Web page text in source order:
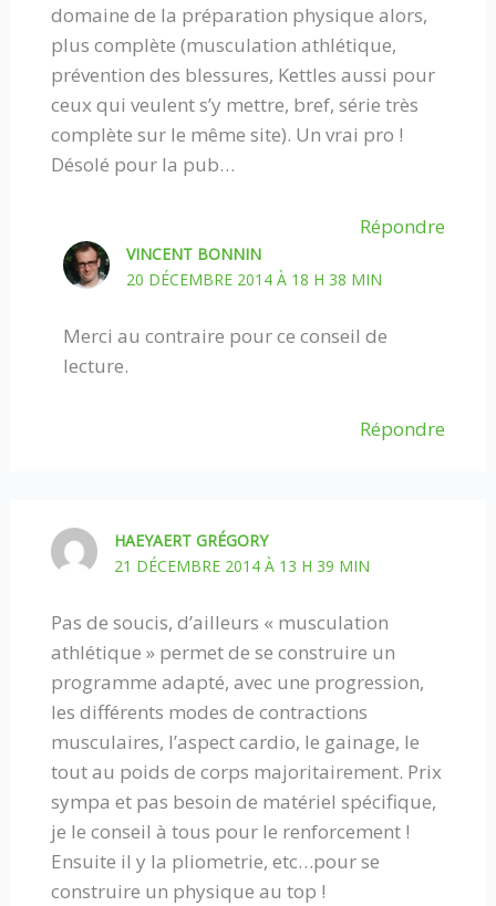
domaine de la préparation physique alors,
plus complète (musculation athlétique,
prévention des blessures, Kettles aussi pour
ceux qui veulent s’y mettre, bref, série très
complète sur le même site). Un vrai pro !
Désolé pour la pub…
Répondre
VINCENT BONNIN
20 DÉCEMBRE 2014 À 18 H 38 MIN
Merci au contraire pour ce conseil de
lecture.
Répondre
HAEYAERT GRÉGORY
21 DÉCEMBRE 2014 À 13 H 39 MIN
Pas de soucis, d’ailleurs « musculation
athlétique » permet de se construire un
programme adapté, avec une progression,
les différents modes de contractions
musculaires, l’aspect cardio, le gainage, le
tout au poids de corps majoritairement. Prix
sympa et pas besoin de matériel spécifique,
je le conseil à tous pour le renforcement !
Ensuite il y la pliometrie, etc…pour se
construire un physique au top !